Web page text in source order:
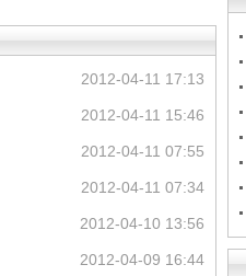
2012-04-11 17:13
2012-04-11 15:46
2012-04-11 07:55
2012-04-11 07:34
2012-04-10 13:56
2012-04-09 16:44